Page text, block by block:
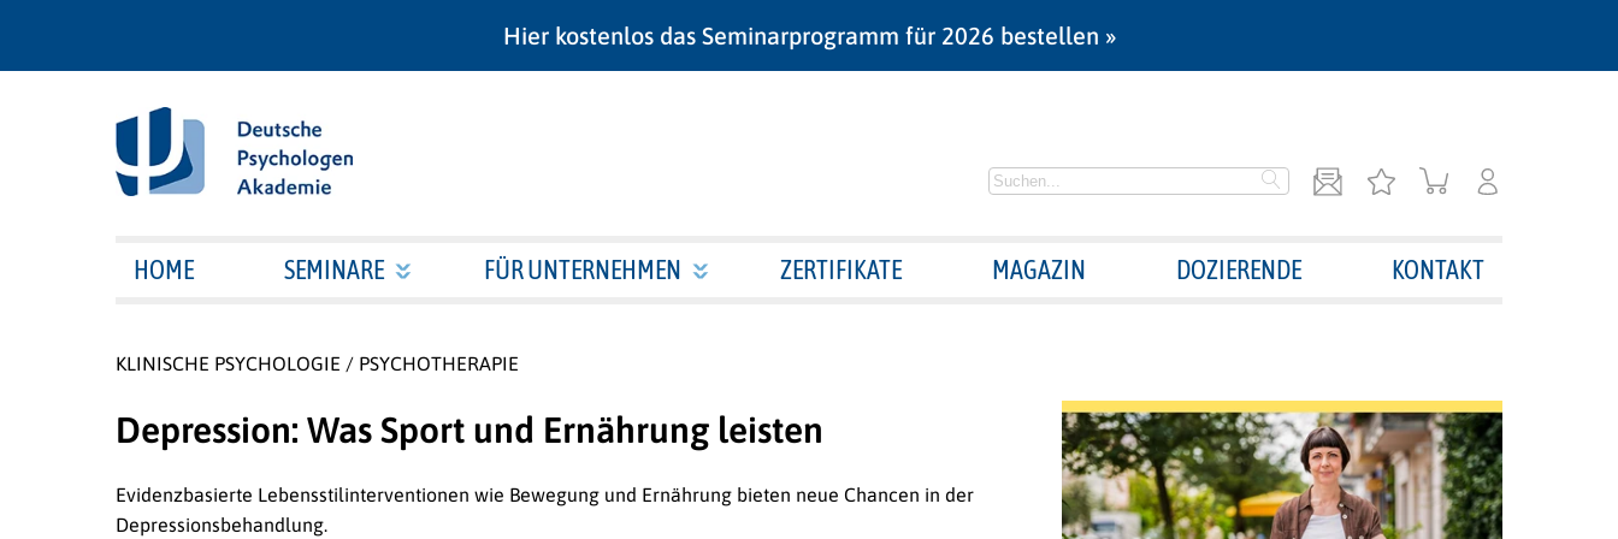
Hier kostenlos das Seminarprogramm für 2026 bestellen »
HOME SEMINARE FÜR UNTERNEHMEN ZERTIFIKATE MAGAZIN DOZIERENDE KONTAKT
KLINISCHE PSYCHOLOGIE / PSYCHOTHERAPIE
Depression: Was Sport und Ernährung leisten
Evidenzbasierte Lebensstilinterventionen wie Bewegung und Ernährung bieten neue Chancen in der
Depressionsbehandlung.